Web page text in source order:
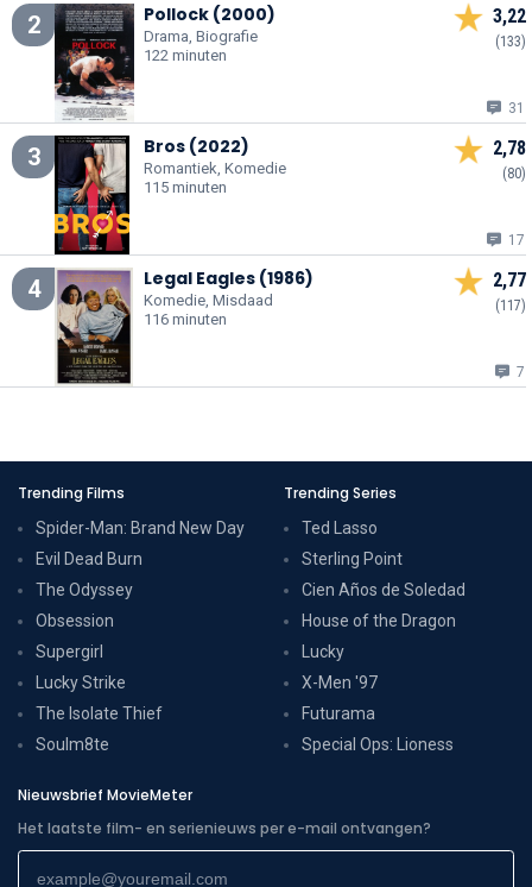
2 Pollock (2000)
Drama, Biografie
122 minuten
3,22
(133)
31
3 Bros (2022)
Romantiek, Komedie
115 minuten
2,78
(80)
17
4 Legal Eagles (1986)
Komedie, Misdaad
116 minuten
2,77
(117)
7
Trending Films
Spider-Man: Brand New Day
Evil Dead Burn
The Odyssey
Obsession
Supergirl
Lucky Strike
The Isolate Thief
Soulm8te
Trending Series
Ted Lasso
Sterling Point
Cien Años de Soledad
House of the Dragon
Lucky
X-Men '97
Futurama
Special Ops: Lioness
Nieuwsbrief MovieMeter
Het laatste film- en serienieuws per e-mail ontvangen?